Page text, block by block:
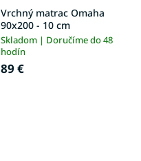
Vrchný matrac Omaha
90x200 - 10 cm
Skladom | Doručíme do 48
hodín
89 €